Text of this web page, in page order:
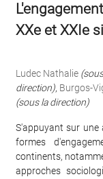
XXe et XXIe
Ludec Nathalie
direction), Burgos-
(sous la direction)
S'appuyant sur une
formes
continents,
approches